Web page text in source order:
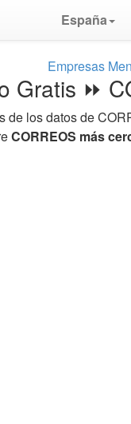
España
Empresas
Gratis ⏩
de los datos de
CORREOS más